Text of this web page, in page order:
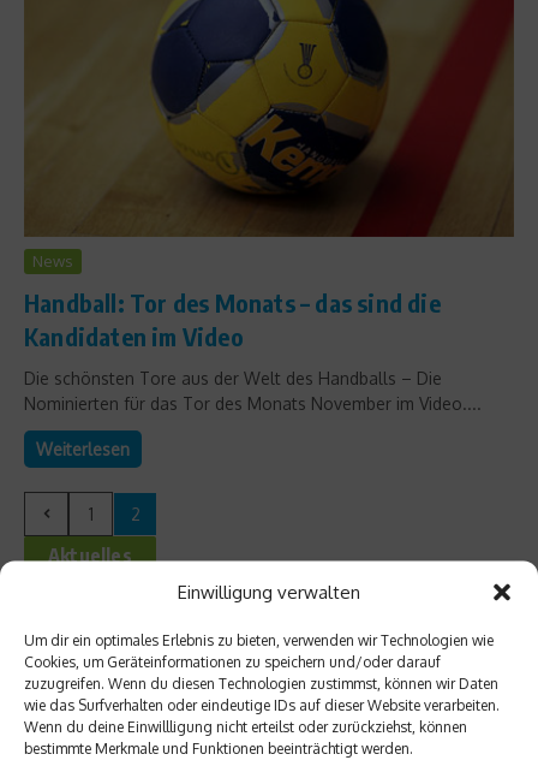
Einwilligung verwalten
Um dir ein optimales Erlebnis zu bieten, verwenden wir Technologien wie
Cookies, um Geräteinformationen zu speichern und/oder darauf
zuzugreifen. Wenn du diesen Technologien zustimmst, können wir Daten
wie das Surfverhalten oder eindeutige IDs auf dieser Website verarbeiten.
Wenn du deine Einwillligung nicht erteilst oder zurückziehst, können
bestimmte Merkmale und Funktionen beeinträchtigt werden.
News
Handball: Tor des Monats – das sind die
Kandidaten im Video
Die schönsten Tore aus der Welt des Handballs – Die
Nominierten für das Tor des Monats November im Video....
Weiterlesen
1 2
Aktuelles
München
Unterwegs im Atlantic Ridge Preserve State